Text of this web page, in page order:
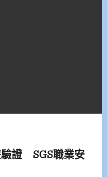
證 SGS職業安